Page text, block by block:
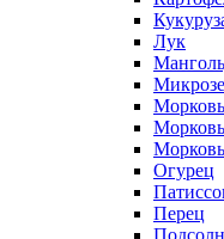
Лук
Морковь
Огурец
Перец